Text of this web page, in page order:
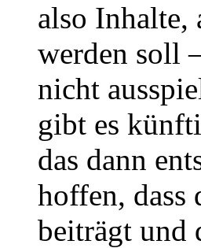
also Inhalte,
werden soll
nicht
gibt es
das dann
hoffen, dass
beiträgt und